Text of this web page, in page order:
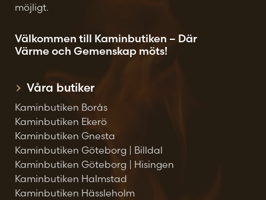
möjligt.
Välkommen till Kaminbutiken – Där
Värme och Gemenskap möts!
Våra butiker
Kaminbutiken Borås
Kaminbutiken Ekerö
Kaminbutiken Gnesta
Kaminbutiken Göteborg | Billdal
Kaminbutiken Göteborg | Hisingen
Kaminbutiken Halmstad
Kaminbutiken Hässleholm